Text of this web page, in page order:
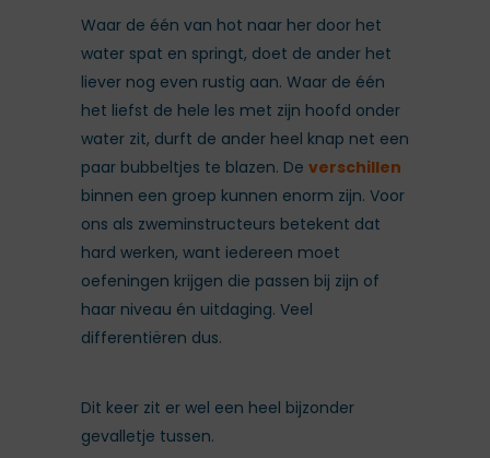
Waar de één van hot naar her door het
water spat en springt, doet de ander het
liever nog even rustig aan. Waar de één
het liefst de hele les met zijn hoofd onder
water zit, durft de ander heel knap net een
paar bubbeltjes te blazen. De verschillen
binnen een groep kunnen enorm zijn. Voor
ons als zweminstructeurs betekent dat
hard werken, want iedereen moet
oefeningen krijgen die passen bij zijn of
haar niveau én uitdaging. Veel
differentiëren dus.
Dit keer zit er wel een heel bijzonder
gevalletje tussen.